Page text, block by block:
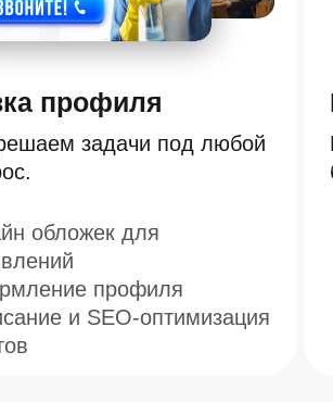
обложек для
профиля
и SEO-оптимизация
задачи под любой
профиля